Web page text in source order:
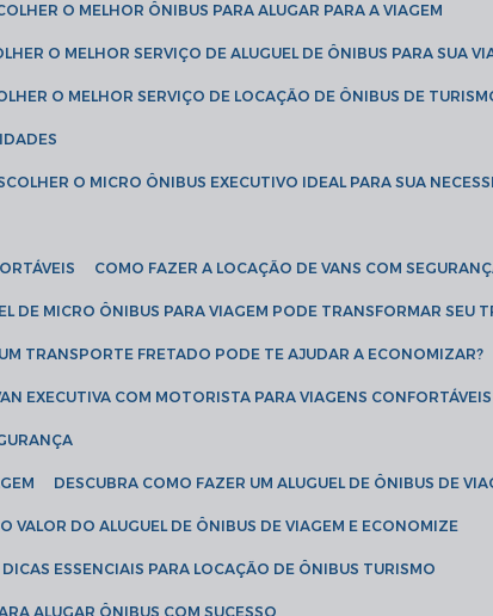
O MELHOR ÔNIBUS PARA ALUGAR PARA A VIAGEM
O MELHOR SERVIÇO DE ALUGUEL DE ÔNIBUS PARA SUA
O MELHOR SERVIÇO DE LOCAÇÃO DE ÔNIBUS DE
O MICRO ÔNIBUS EXECUTIVO IDEAL PARA SUA
COMO FAZER A LOCAÇÃO DE VANS COM
DE MICRO ÔNIBUS PARA VIAGEM PODE TRANSFORMAR SEU
UM TRANSPORTE FRETADO PODE TE AJUDAR A ECONOMIZAR?
EXECUTIVA COM MOTORISTA PARA VIAGENS CONFORTÁVEIS
DESCUBRA COMO FAZER UM ALUGUEL DE ÔNIBUS DE
O VALOR DO ALUGUEL DE ÔNIBUS DE VIAGEM E ECONOMIZE
DICAS ESSENCIAIS PARA LOCAÇÃO DE ÔNIBUS TURISMO
ALUGAR ÔNIBUS COM SUCESSO